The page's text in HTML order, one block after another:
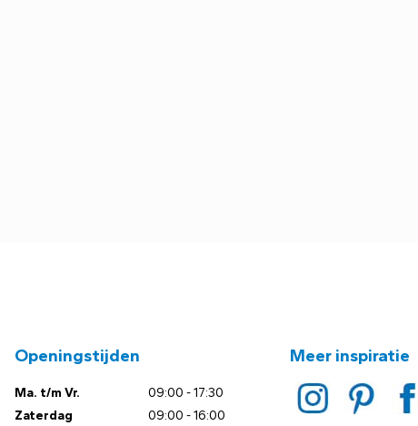
Openingstijden
Ma. t/m Vr.
Zaterdag
09:00 - 17:30
09:00 - 16:00
Meer inspiratie